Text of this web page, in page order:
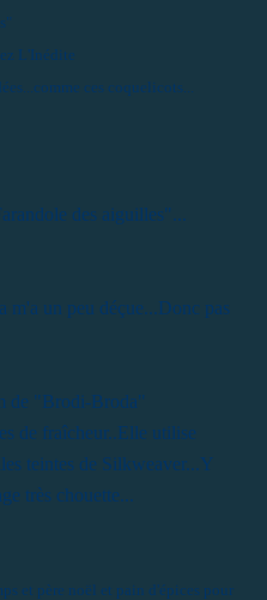
L'Inédite
ces coquelicots...
des aiguilles"...
m'a un peu déçue...Donc pas
de "Brodi-Broda"
de fraîcheur..Elle utilise
teintes de Silkweaver...Y
très chouette...
et père noël et pain d'épices pour